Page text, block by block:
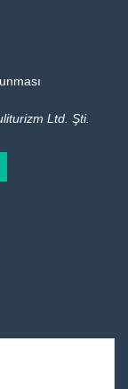
Ltd. Şti.